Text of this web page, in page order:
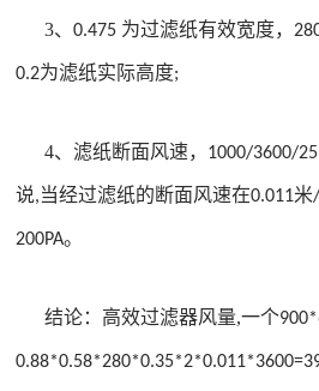
3、 0.475 为过滤纸有效宽度，
0.2为滤纸实际高度;
4、滤纸断面风速， 1000/3600/
说,当经过滤纸的断面风速在0.011米/
200PA。
结论：高效过滤器风量,一个